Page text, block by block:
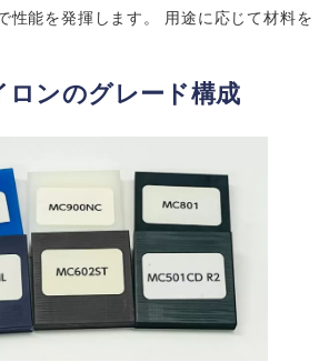
性能を発揮します。 用途に応じて材料を
ロンのグレード構成